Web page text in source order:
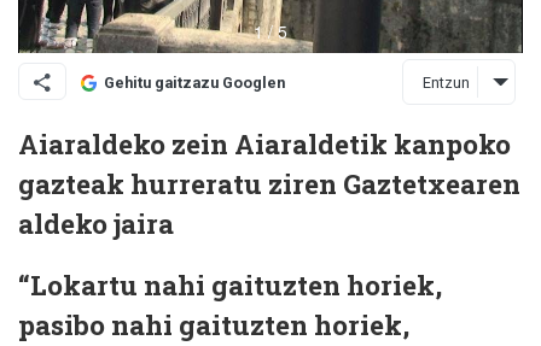
Gehitu gaitzazu Googlen Entzun
Aiaraldeko zein Aiaraldetik kanpoko
gazteak hurreratu ziren Gaztetxearen
aldeko jaira
“Lokartu nahi gaituzten horiek,
pasibo nahi gaituzten horiek,